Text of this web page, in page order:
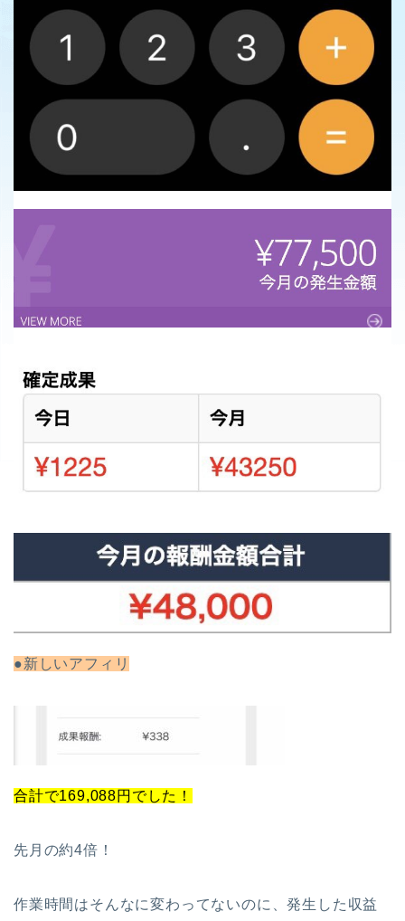
●新しいアフィリ
合計で169,088円でした！
先月の約4倍！
作業時間はそんなに変わってないのに、発生した収益